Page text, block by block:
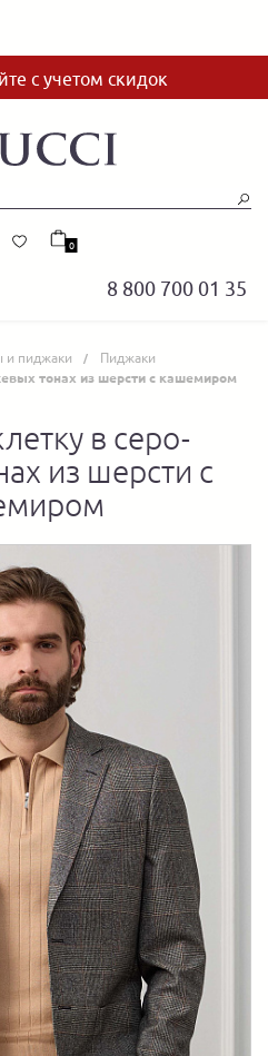
с учетом скидок
8 800 700 01 35
0
пиджаки Пиджаки
тонах из шерсти с кашемиром
в серо-
из шерсти с